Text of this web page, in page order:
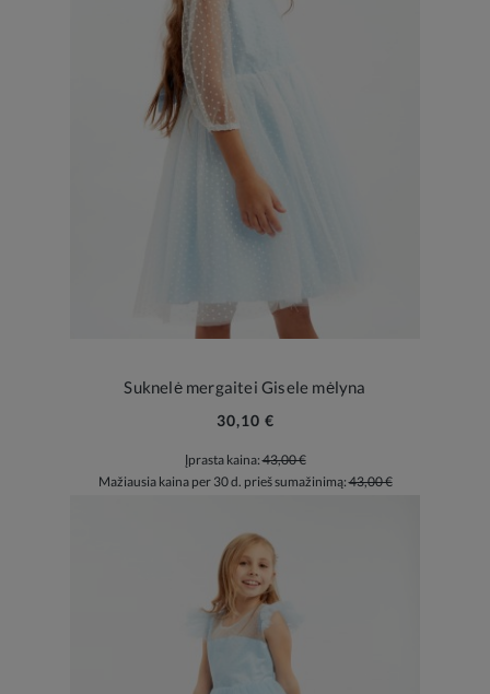
Suknelė mergaitei Gisele mėlyna
30,10 €
Įprasta kaina:43,00 €
Mažiausia kaina per 30 d. prieš sumažinimą:43,00 €